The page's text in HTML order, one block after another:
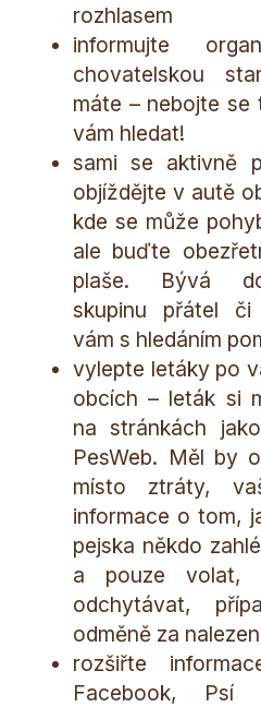
rozhlasem
informujte
chovatelskou
máte – nebojte se
vám hledat!
sami se aktivně
objíždějte v autě
kde se může
ale buďte
plaše. Bývá
skupinu přátel či
vám s hledáním
vylepte letáky po
obcích – leták si
na stránkách
PesWeb. Měl by
místo ztráty,
informace o tom,
pejska někdo
a pouze volat,
odchytávat,
odměně za
rozšiřte
Facebook, Psí